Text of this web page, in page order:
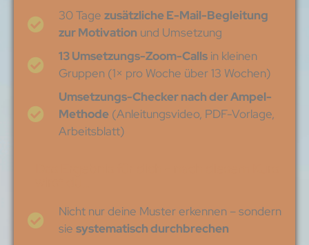
30 Tage zusätzliche E-Mail-Begleitung
zur Motivation und Umsetzung
13 Umsetzungs-Zoom-Calls in kleinen
Gruppen (1× pro Woche über 13 Wochen)
Umsetzungs-Checker nach der Ampel-
Methode (Anleitungsvideo, PDF-Vorlage,
Arbeitsblatt)
Nicht nur deine Muster erkennen – sondern
sie systematisch durchbrechen